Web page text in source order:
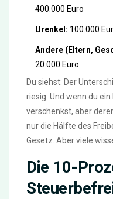
400.000 Euro
Urenkel: 100.000
Andere (Eltern,
20.000 Euro
Du siehst: Der
riesig. Und wenn du
verschenkst, aber
nur die Hälfte des
Gesetz. Aber viele
Die 10-